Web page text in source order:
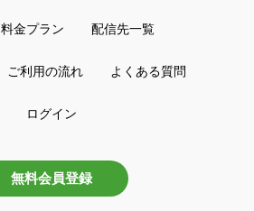
料金プラン 配信先一覧
ご利用の流れ よくある質問
ログイン
無料会員登録